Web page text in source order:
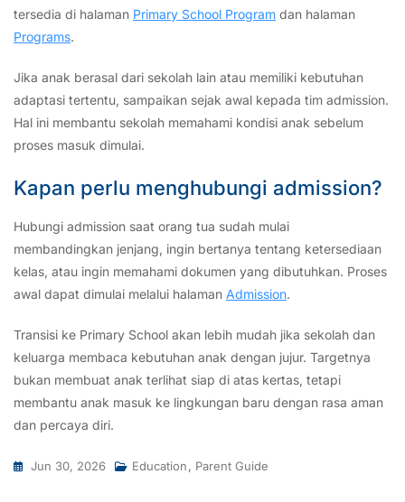
tersedia di halaman Primary School Program dan halaman
Programs.
Jika anak berasal dari sekolah lain atau memiliki kebutuhan
adaptasi tertentu, sampaikan sejak awal kepada tim admission.
Hal ini membantu sekolah memahami kondisi anak sebelum
proses masuk dimulai.
Kapan perlu menghubungi admission?
Hubungi admission saat orang tua sudah mulai
membandingkan jenjang, ingin bertanya tentang ketersediaan
kelas, atau ingin memahami dokumen yang dibutuhkan. Proses
awal dapat dimulai melalui halaman Admission.
Transisi ke Primary School akan lebih mudah jika sekolah dan
keluarga membaca kebutuhan anak dengan jujur. Targetnya
bukan membuat anak terlihat siap di atas kertas, tetapi
membantu anak masuk ke lingkungan baru dengan rasa aman
dan percaya diri.
Jun 30, 2026 Education, Parent Guide